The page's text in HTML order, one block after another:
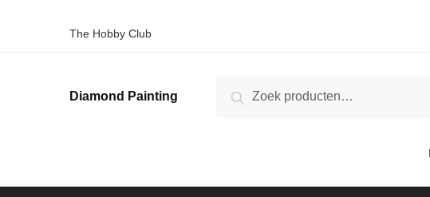
The Hobby Club
Diamond Painting Zoeken